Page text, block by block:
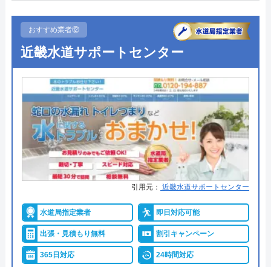
水110番のクチコミ on
838 件のクチコミ）
※クチコミの内容について
マイ箸毎日外食ボーイ
2 か月前
元加盟店です。嫌味なことを言ってくる嫌な
社員の巣窟です。女性社員はまともですが、
男性社員の対応は最悪です。社員としての給
与の低さと加盟店の会社の利益と、比較され
て嫌味を言ってくる始末でした。今でも残存
●受付時間
●定休日 年中無休
●出張見積もり 見積もり・出張費無料
●支払い方法
現金支払、銀行振込、PayPay、ク
レジットカード
●累計実績 ―
●保証・保険 ―
詳細は公式HPでご確認ください
トイレ専門修理屋さんがおすすめの理由
トイレ専門修理屋さんは水道局指定工事店の水道業
者です。24時間年中無休で営業しており、即日対応
おすすめ業者⑫
近畿水道サポートセンター
引用元： 近畿水道サポートセンター
水道局指定業者 即日対応可能
出張・見積もり無料 割引キャンペーン
365日対応 24時間対応